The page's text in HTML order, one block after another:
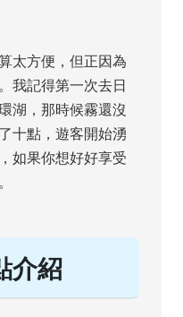
太方便，但正因為
我記得第一次去日
湖，那時候霧還沒
十點，遊客開始湧
如果你想好好享受
介紹